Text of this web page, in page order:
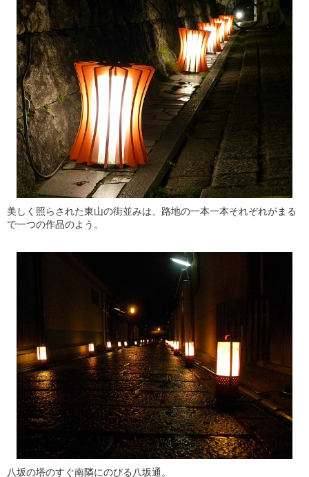
美しく照らされた東山の街並みは、路地の一本一本それぞれがまる
で一つの作品のよう。
八坂の塔のすぐ南隣にのびる八坂通。